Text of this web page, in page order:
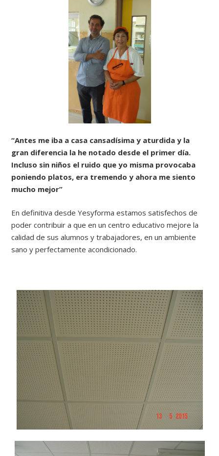
“Antes me iba a casa cansadísima y aturdida y la
gran diferencia la he notado desde el primer día.
Incluso sin niños el ruido que yo misma provocaba
poniendo platos, era tremendo y ahora me siento
mucho mejor”
En definitiva desde Yesyforma estamos satisfechos de
poder contribuir a que en un centro educativo mejore la
calidad de sus alumnos y trabajadores, en un ambiente
sano y perfectamente acondicionado.